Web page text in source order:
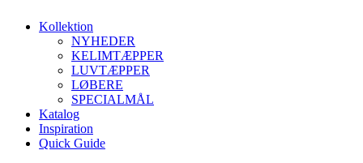
Kollektion
NYHEDER
KELIMTÆPPER
LUVTÆPPER
LØBERE
SPECIALMÅL
Katalog
Inspiration
Quick Guide